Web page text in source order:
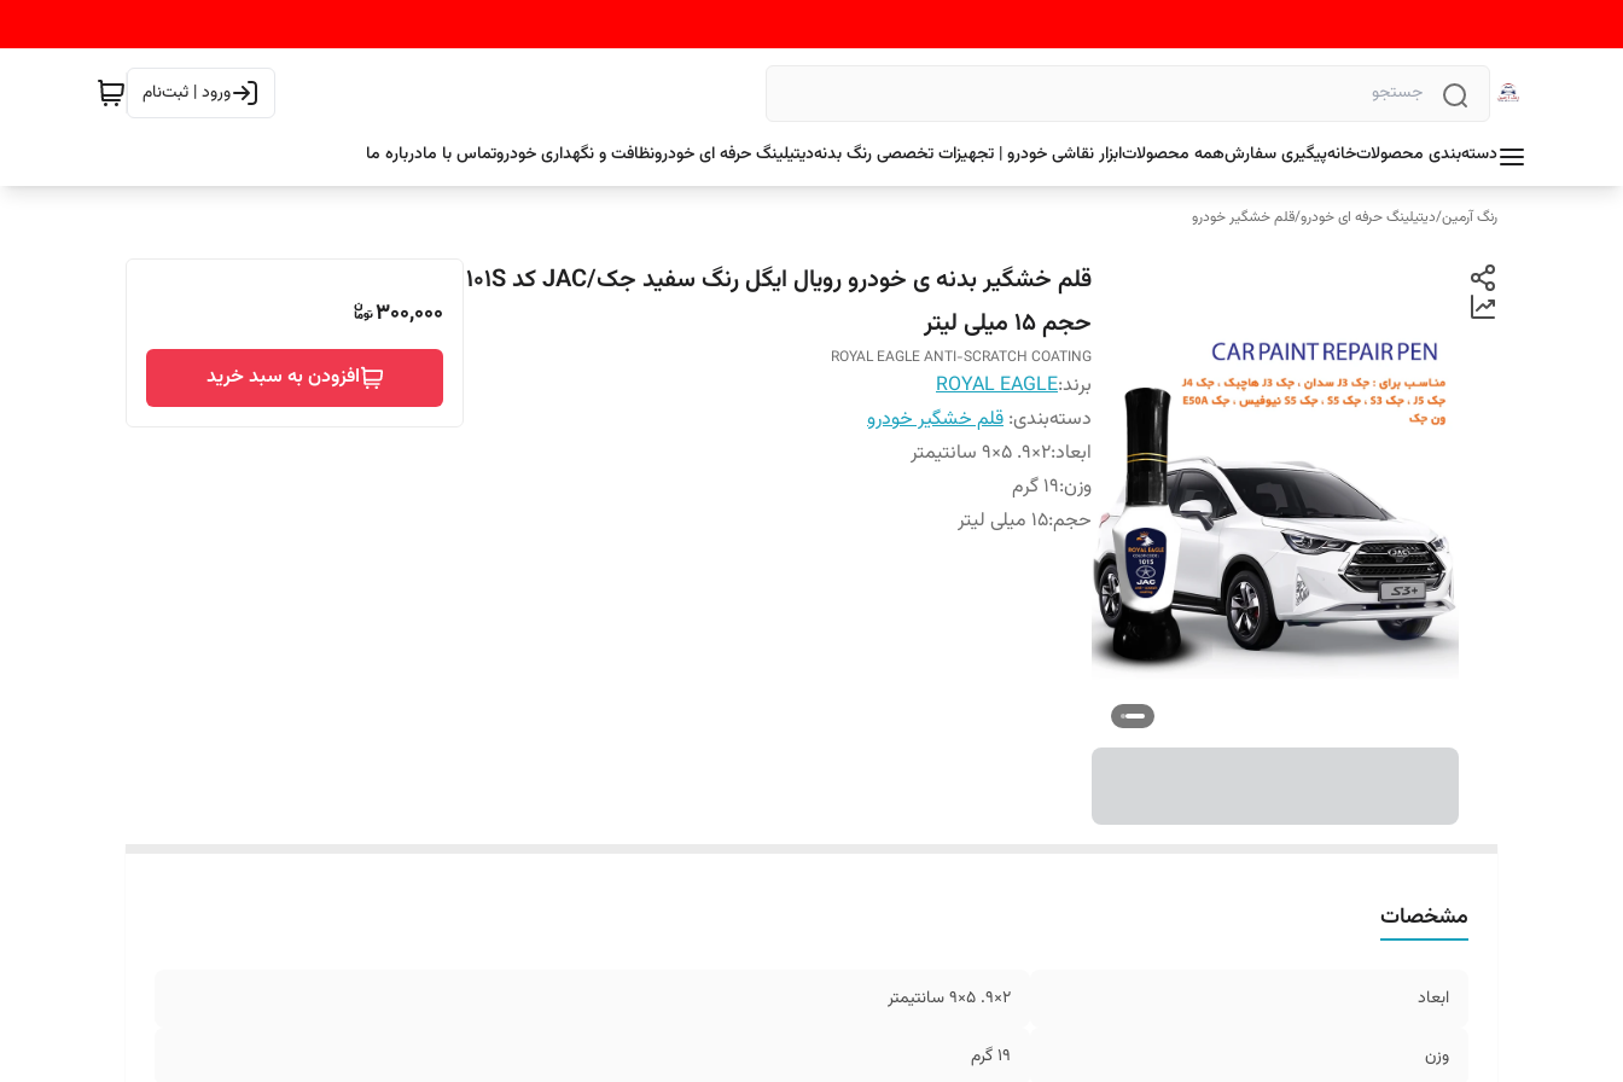
ورود | ثبت‌نام
دسته‌بندی محصولاتخانهپیگیری سفارشهمه محصولاتابزار نقاشی خودرو | تجهیزات تخصصی رنگ بدنهدیتیلینگ حرفه ای خودرونظافت و نگهداری خودروتماس با مادرباره ما
رنگ آرمین/دیتیلینگ حرفه ای خودرو/قلم خشگیر خودرو
قلم خشگیر بدنه ی خودرو رویال ایگل رنگ سفید جک/JAC کد 101S
حجم ۱۵ میلی لیتر
ROYAL EAGLE ANTI-SCRATCH COATING
برند:ROYAL EAGLE
دسته‌بندی: قلم خشگیر خودرو
ابعاد:2×9. 5×9 سانتیمتر
وزن:۱۹ گرم
حجم:۱۵ میلی لیتر
300,000
افزودن به سبد خرید
مشخصات
ابعاد 2×9. 5×9 سانتیمتر
وزن ۱۹ گرم